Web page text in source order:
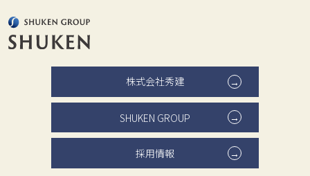
株式会社秀建
SHUKEN GROUP
採用情報